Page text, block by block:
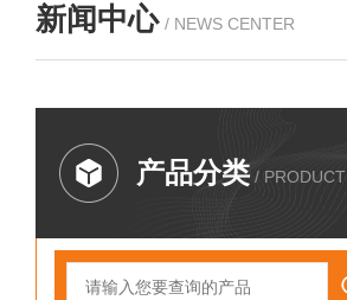
新闻中心 / NEWS CENTER
产品分类 / PRODUCT